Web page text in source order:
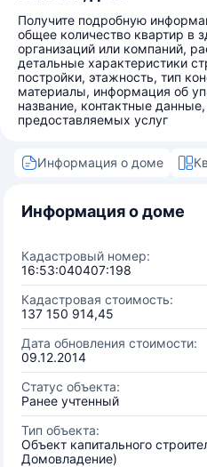
Получите подробную
общее количество квартир в
организаций или компаний,
детальные характеристики
постройки, этажность, тип
материалы, информация об
название, контактные
предоставляемых услуг
Информация о доме
Информация о доме
Кадастровый номер:
16:53:040407:198
Кадастровая стоимость:
137 150 914,45
Дата обновления стоимости:
09.12.2014
Статус объекта:
Ранее учтенный
Тип объекта:
Объект капитального
Домовладение)